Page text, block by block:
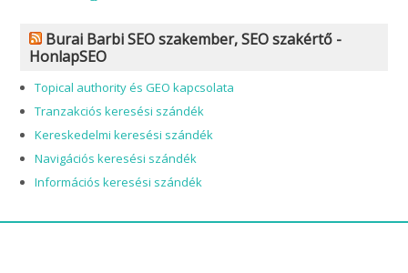
Burai Barbi SEO szakember, SEO szakértő -
HonlapSEO
Topical authority és GEO kapcsolata
Tranzakciós keresési szándék
Kereskedelmi keresési szándék
Navigációs keresési szándék
Információs keresési szándék